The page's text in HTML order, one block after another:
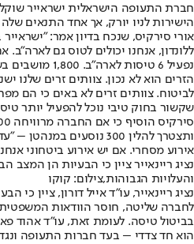
חברת התעופה הישראלית ישראייר
הישירות לניו יורק, אך אחד התנאים
אורי סירקיס, שנכח בדיון אמר:
ללונדון, אנחנו יכולים לטוס גם
נפעיל 6 טיסות
הזרים הוא לא נכון. צוותים זרים שלנו
לביטוח. צוותים זרים לא באים כי הם
שקשור בחוק טיבי נוכל להפעיל יותר
ותצטרך להלין 300 נוסעים
אירוע מסחרי. אם יש אירוע ביטחוני
נציג ריינאייר ציין כי הבעיות הן
והעלויות הגבוהות,צילום: קוקו
נציג ריינאייר, עו"ד אייל דורון, ציין כי
לחברה שליטה, חוסר הוודאות המשפטית
בביטול טיסה. לעומת זאת, עו"ד אהוד
הוא חד צדדי – בעד חברות התעופה